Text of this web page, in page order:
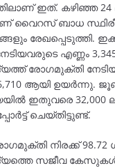
ഇത്. കഴിഞ്ഞ 24
വൈറസ് ബാധ
രേഖപ്പെടുത്തി.
എണ്ണം
രോഗമുക്തി
ആയി ഉയർന്നു.
ഇതുവരെ 32,000
ചെയ്തിട്ടുണ്ട്.
നിരക്ക്
സജീവ കേസുകൾ